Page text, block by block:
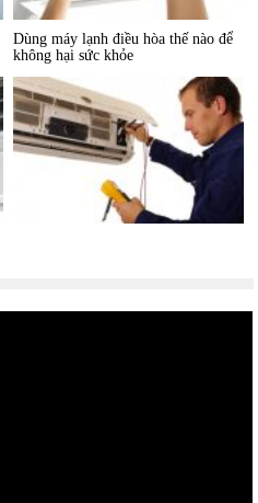
Dùng máy lạnh điều hòa thế nào để
không hại sức khỏe